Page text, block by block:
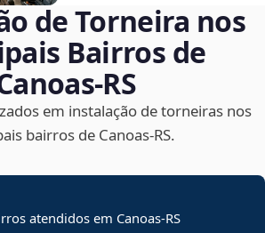
de Torneira nos
Bairros de
em instalação de torneiras nos
bairros de Canoas‑RS.
atendidos em Canoas-RS